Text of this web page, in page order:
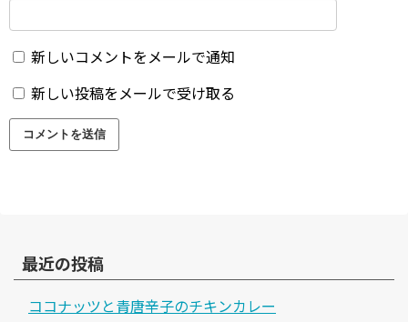
新しいコメントをメールで通知
新しい投稿をメールで受け取る
最近の投稿
ココナッツと青唐辛子のチキンカレー